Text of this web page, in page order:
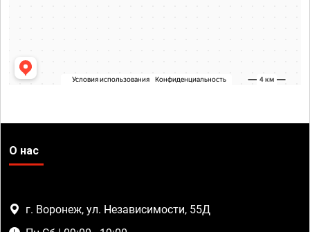
О нас
г. Воронеж, ул. Независимости, 55Д